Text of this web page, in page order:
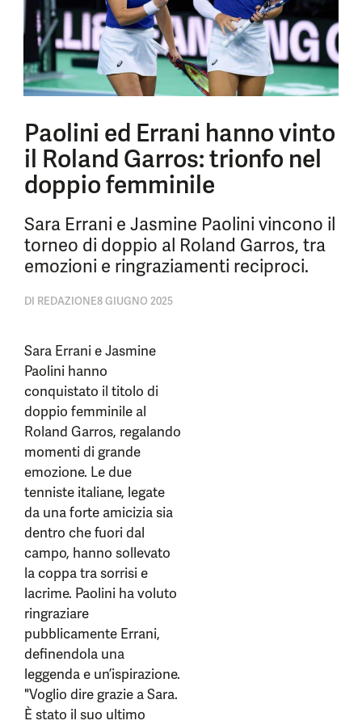
Paolini ed Errani hanno vinto
il Roland Garros: trionfo nel
doppio femminile
Sara Errani e Jasmine Paolini vincono il
torneo di doppio al Roland Garros, tra
emozioni e ringraziamenti reciproci.
DI REDAZIONE8 GIUGNO 2025
Sara Errani e Jasmine
Paolini hanno
conquistato il titolo di
doppio femminile al
Roland Garros, regalando
momenti di grande
emozione. Le due
tenniste italiane, legate
da una forte amicizia sia
dentro che fuori dal
campo, hanno sollevato
la coppa tra sorrisi e
lacrime. Paolini ha voluto
ringraziare
pubblicamente Errani,
definendola una
leggenda e un’ispirazione.
"Voglio dire grazie a Sara.
È stato il suo ultimo